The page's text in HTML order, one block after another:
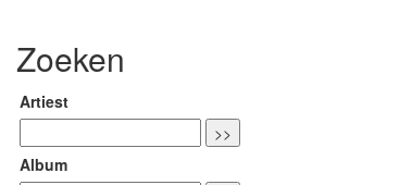
Zoeken
Artiest
Album